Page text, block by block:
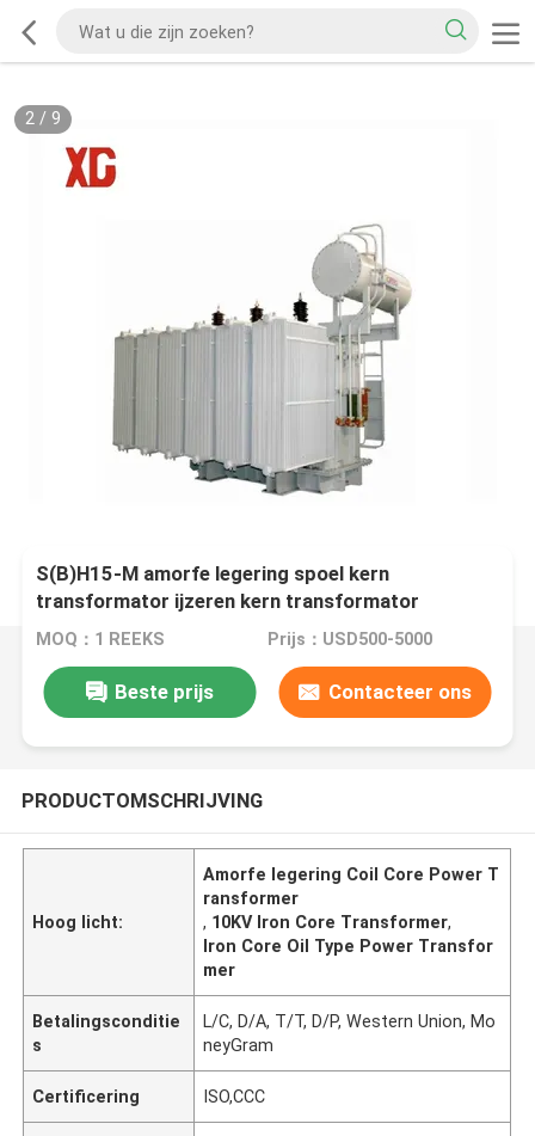
2/ 9
S(B)H15-M amorfe legering spoel kern
transformator ijzeren kern transformator
MOQ：1 REEKS Prijs：USD500-5000
Beste prijs Contacteer ons
PRODUCTOMSCHRIJVING
Hoog licht:
Amorfe legering Coil Core Power T
ransformer
, 10KV Iron Core Transformer,
Iron Core Oil Type Power Transfor
mer
Betalingsconditie
s
L/C, D/A, T/T, D/P, Western Union, Mo
neyGram
Certificering ISO,CCC